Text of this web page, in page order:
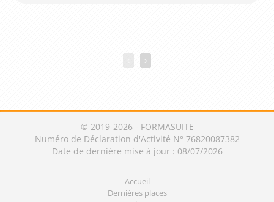
›
© 2019-2026 - FORMASUITE
Numéro de Déclaration d'Activité N° 76820087382
Date de dernière mise à jour : 08/07/2026
Accueil
Dernières places